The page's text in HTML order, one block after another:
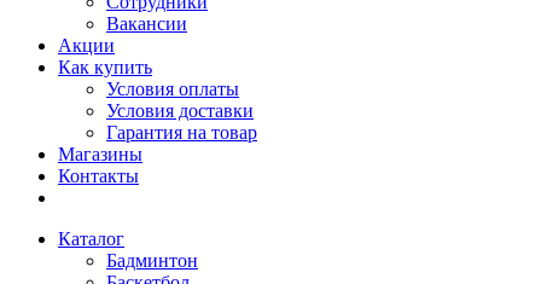
Вакансии
Акции
Как купить
Условия оплаты
Условия доставки
Гарантия на товар
Магазины
Контакты
Каталог
Бадминтон